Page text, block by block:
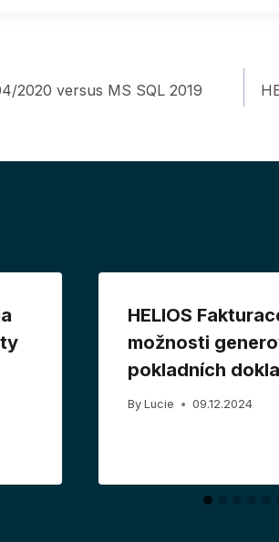
2020 versus MS SQL 2019
HELIOS
možnosti
pokladních
By Lucie 09.12.2024